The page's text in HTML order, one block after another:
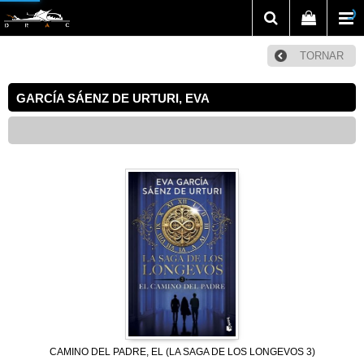
TORNAR
GARCÍA SÁENZ DE URTURI, EVA
CAMINO DEL PADRE, EL (LA SAGA DE LOS LONGEVOS 3)